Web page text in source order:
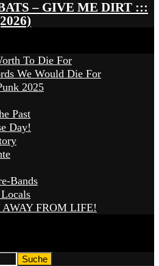
– GIVE ME DIRT :::
To Die For
We Would Die For
2025
Past
Day!
Bands
AWAY FROM LIFE!